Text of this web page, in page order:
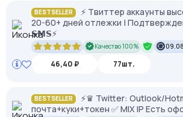
BESTSELLER
⚡️ Твиттер аккаунты
20-60+ дней отлежки |
𝗦𝗠𝗦⚡️
Качество 100%
46,40 ₽ 77шт.
BESTSELLER
⚡️♛ Twitter: Outlook/
почта+куки+токен ✅ MIX IP Есть